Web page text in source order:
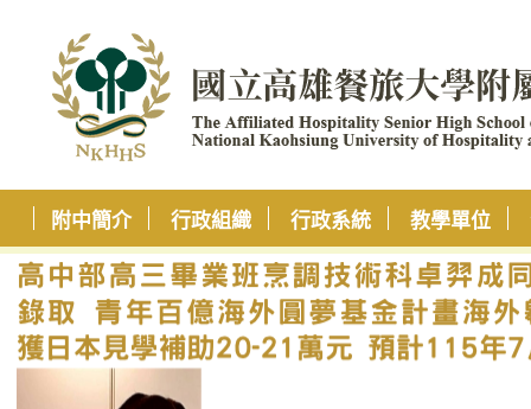
附中簡介 行政組織 行政系統 教學單位